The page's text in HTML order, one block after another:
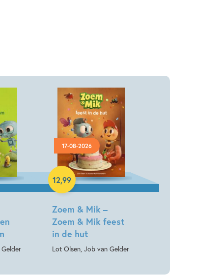
17-08-2026
Zoem & Mik –
Zoem & Mik feest
in de hut
Lot Olsen, Job van Gelder
12,99
Hardcover